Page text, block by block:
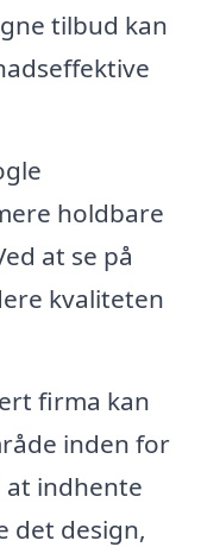
tilbud kan
holdbare
at se på
kvaliteten
firma kan
inden for
at indhente
det design,